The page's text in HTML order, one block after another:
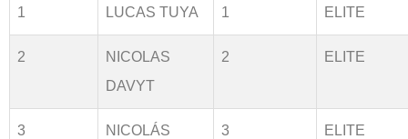
1 LUCAS TUYA 1 ELITE
2
NICOLAS
DAVYT
2 ELITE
3
NICOLÁS
3 ELITE